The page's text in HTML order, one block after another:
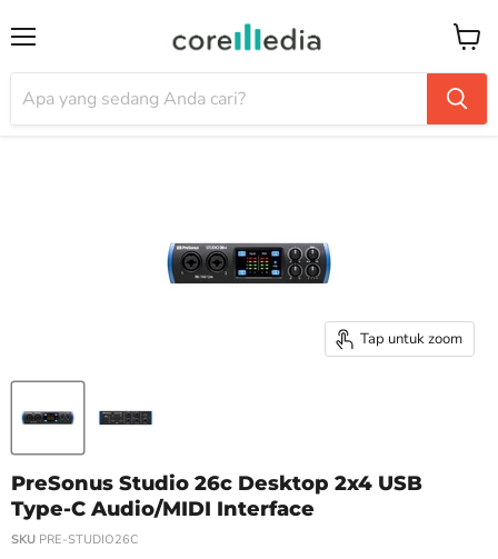
Tap untuk zoom
PreSonus Studio 26c Desktop 2x4 USB
Type-C Audio/MIDI Interface
SKU PRE-STUDIO26C